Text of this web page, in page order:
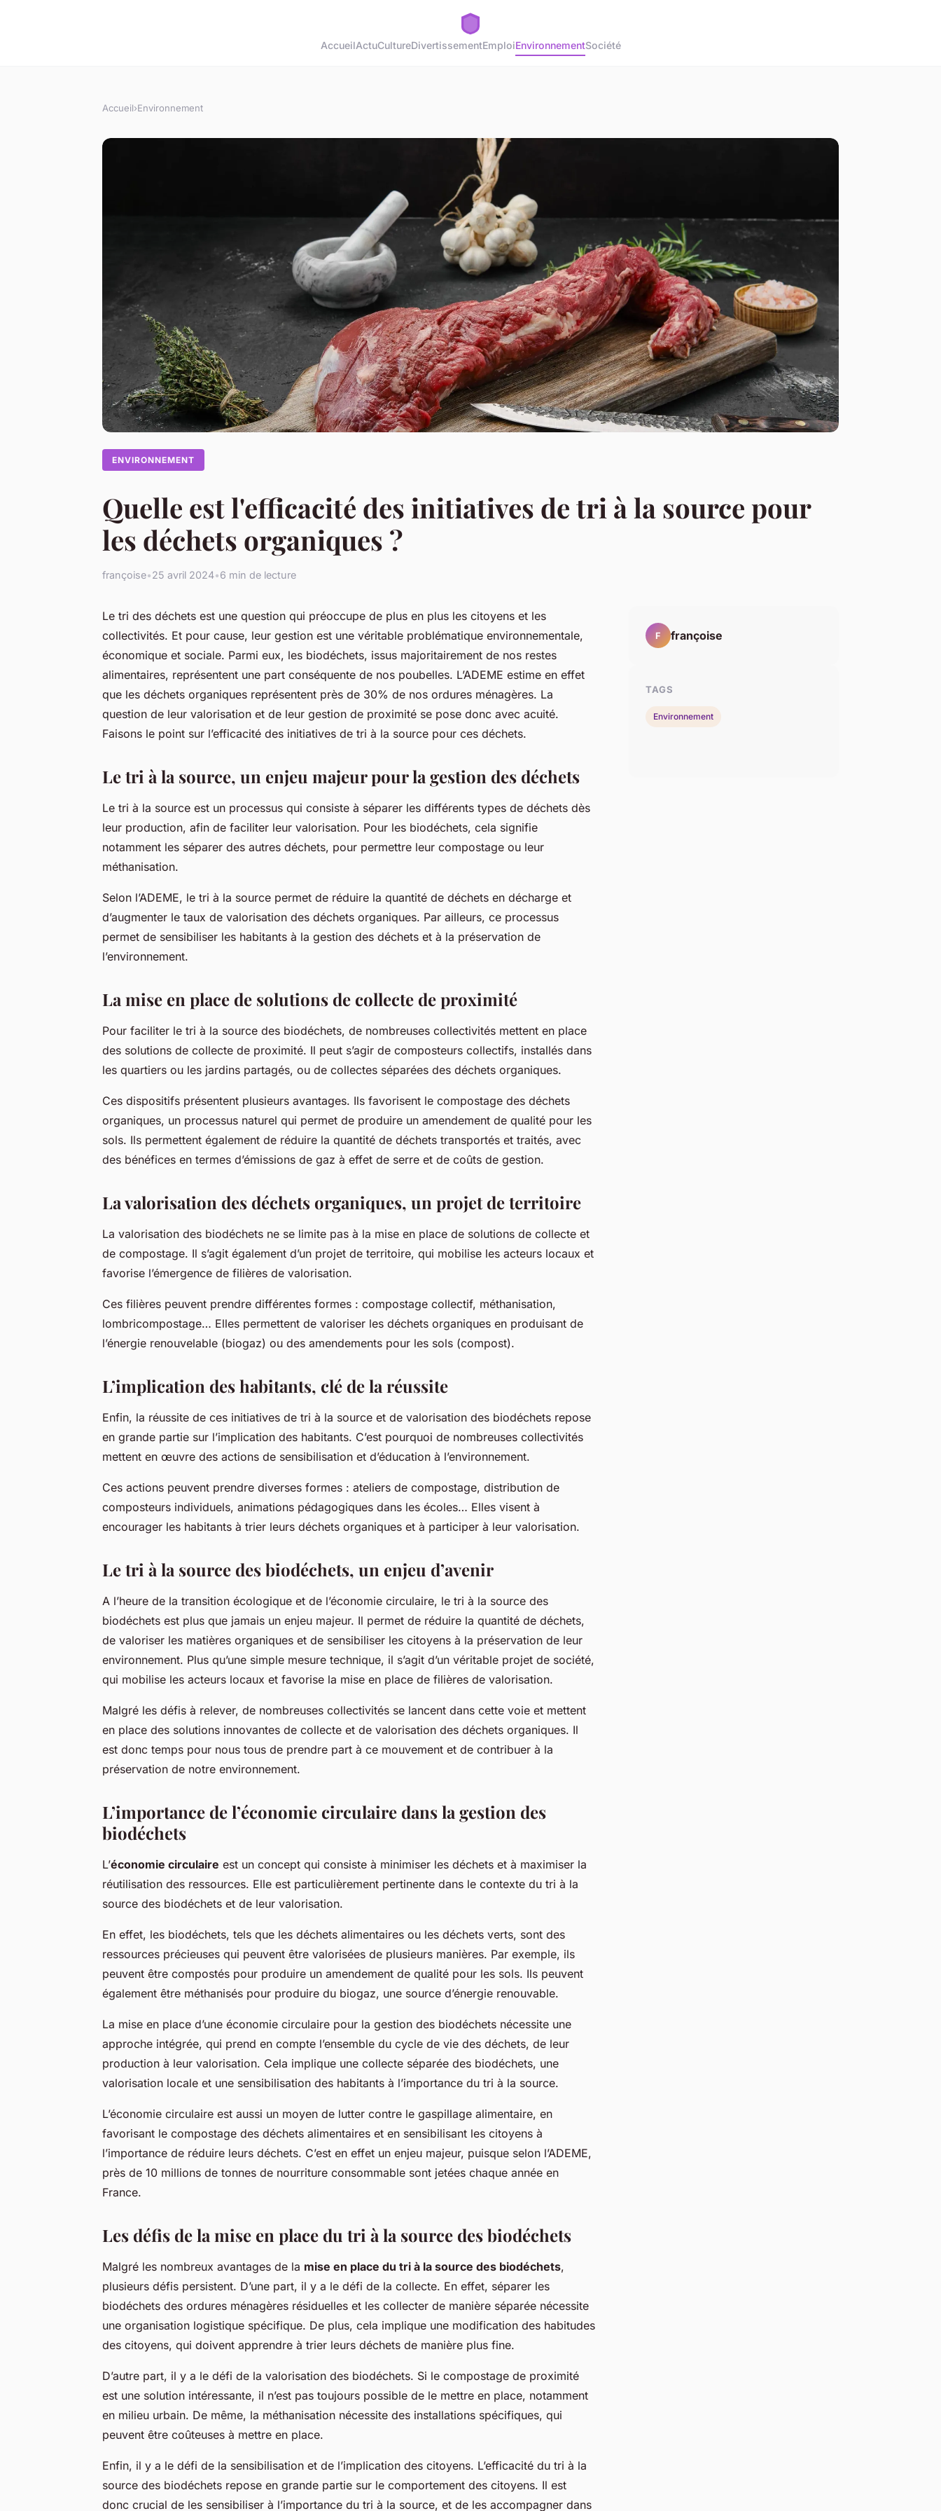
AccueilActuCultureDivertissementEmploiEnvironnementSociété
Accueil›Environnement
ENVIRONNEMENT
Quelle est l'efficacité des initiatives de tri à la source pour
les déchets organiques ?
françoise•25 avril 2024•6 min de lecture
Le tri des déchets est une question qui préoccupe de plus en plus les citoyens et les
collectivités. Et pour cause, leur gestion est une véritable problématique environnementale,
économique et sociale. Parmi eux, les biodéchets, issus majoritairement de nos restes
alimentaires, représentent une part conséquente de nos poubelles. L’ADEME estime en effet
que les déchets organiques représentent près de 30% de nos ordures ménagères. La
question de leur valorisation et de leur gestion de proximité se pose donc avec acuité.
Faisons le point sur l’efficacité des initiatives de tri à la source pour ces déchets.
Le tri à la source, un enjeu majeur pour la gestion des déchets
Le tri à la source est un processus qui consiste à séparer les différents types de déchets dès
leur production, afin de faciliter leur valorisation. Pour les biodéchets, cela signifie
notamment les séparer des autres déchets, pour permettre leur compostage ou leur
méthanisation.
Selon l’ADEME, le tri à la source permet de réduire la quantité de déchets en décharge et
d’augmenter le taux de valorisation des déchets organiques. Par ailleurs, ce processus
permet de sensibiliser les habitants à la gestion des déchets et à la préservation de
l’environnement.
La mise en place de solutions de collecte de proximité
Pour faciliter le tri à la source des biodéchets, de nombreuses collectivités mettent en place
des solutions de collecte de proximité. Il peut s’agir de composteurs collectifs, installés dans
les quartiers ou les jardins partagés, ou de collectes séparées des déchets organiques.
Ces dispositifs présentent plusieurs avantages. Ils favorisent le compostage des déchets
organiques, un processus naturel qui permet de produire un amendement de qualité pour les
sols. Ils permettent également de réduire la quantité de déchets transportés et traités, avec
des bénéfices en termes d’émissions de gaz à effet de serre et de coûts de gestion.
La valorisation des déchets organiques, un projet de territoire
La valorisation des biodéchets ne se limite pas à la mise en place de solutions de collecte et
de compostage. Il s’agit également d’un projet de territoire, qui mobilise les acteurs locaux et
favorise l’émergence de filières de valorisation.
Ces filières peuvent prendre différentes formes : compostage collectif, méthanisation,
lombricompostage… Elles permettent de valoriser les déchets organiques en produisant de
l’énergie renouvelable (biogaz) ou des amendements pour les sols (compost).
L’implication des habitants, clé de la réussite
Enfin, la réussite de ces initiatives de tri à la source et de valorisation des biodéchets repose
en grande partie sur l’implication des habitants. C’est pourquoi de nombreuses collectivités
mettent en œuvre des actions de sensibilisation et d’éducation à l’environnement.
Ces actions peuvent prendre diverses formes : ateliers de compostage, distribution de
composteurs individuels, animations pédagogiques dans les écoles… Elles visent à
encourager les habitants à trier leurs déchets organiques et à participer à leur valorisation.
Le tri à la source des biodéchets, un enjeu d’avenir
A l’heure de la transition écologique et de l’économie circulaire, le tri à la source des
biodéchets est plus que jamais un enjeu majeur. Il permet de réduire la quantité de déchets,
de valoriser les matières organiques et de sensibiliser les citoyens à la préservation de leur
environnement. Plus qu’une simple mesure technique, il s’agit d’un véritable projet de société,
qui mobilise les acteurs locaux et favorise la mise en place de filières de valorisation.
Malgré les défis à relever, de nombreuses collectivités se lancent dans cette voie et mettent
en place des solutions innovantes de collecte et de valorisation des déchets organiques. Il
est donc temps pour nous tous de prendre part à ce mouvement et de contribuer à la
préservation de notre environnement.
L’importance de l’économie circulaire dans la gestion des
biodéchets
L’économie circulaire est un concept qui consiste à minimiser les déchets et à maximiser la
réutilisation des ressources. Elle est particulièrement pertinente dans le contexte du tri à la
source des biodéchets et de leur valorisation.
En effet, les biodéchets, tels que les déchets alimentaires ou les déchets verts, sont des
ressources précieuses qui peuvent être valorisées de plusieurs manières. Par exemple, ils
peuvent être compostés pour produire un amendement de qualité pour les sols. Ils peuvent
également être méthanisés pour produire du biogaz, une source d’énergie renouvable.
La mise en place d’une économie circulaire pour la gestion des biodéchets nécessite une
approche intégrée, qui prend en compte l’ensemble du cycle de vie des déchets, de leur
production à leur valorisation. Cela implique une collecte séparée des biodéchets, une
valorisation locale et une sensibilisation des habitants à l’importance du tri à la source.
L’économie circulaire est aussi un moyen de lutter contre le gaspillage alimentaire, en
favorisant le compostage des déchets alimentaires et en sensibilisant les citoyens à
l’importance de réduire leurs déchets. C’est en effet un enjeu majeur, puisque selon l’ADEME,
près de 10 millions de tonnes de nourriture consommable sont jetées chaque année en
France.
Les défis de la mise en place du tri à la source des biodéchets
Malgré les nombreux avantages de la mise en place du tri à la source des biodéchets,
plusieurs défis persistent. D’une part, il y a le défi de la collecte. En effet, séparer les
biodéchets des ordures ménagères résiduelles et les collecter de manière séparée nécessite
une organisation logistique spécifique. De plus, cela implique une modification des habitudes
des citoyens, qui doivent apprendre à trier leurs déchets de manière plus fine.
D’autre part, il y a le défi de la valorisation des biodéchets. Si le compostage de proximité
est une solution intéressante, il n’est pas toujours possible de le mettre en place, notamment
en milieu urbain. De même, la méthanisation nécessite des installations spécifiques, qui
peuvent être coûteuses à mettre en place.
Enfin, il y a le défi de la sensibilisation et de l’implication des citoyens. L’efficacité du tri à la
source des biodéchets repose en grande partie sur le comportement des citoyens. Il est
donc crucial de les sensibiliser à l’importance du tri à la source, et de les accompagner dans
F françoise
TAGS
Environnement